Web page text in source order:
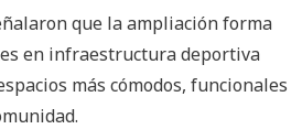
que la ampliación forma
en infraestructura deportiva
más cómodos, funcionales